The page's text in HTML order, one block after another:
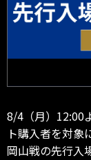
8/4（月）12:00
ト購入者を対象
岡山戦の先行入